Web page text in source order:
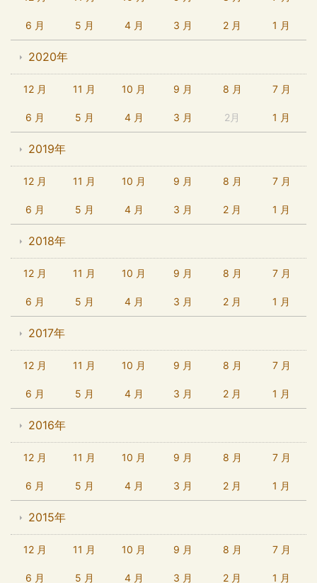
6 月 5 月 4 月 3 月 2 月 1 月
2020年
12 月 11 月 10 月 9 月 8 月 7 月
6 月 5 月 4 月 3 月 2月 1 月
2019年
12 月 11 月 10 月 9 月 8 月 7 月
6 月 5 月 4 月 3 月 2 月 1 月
2018年
12 月 11 月 10 月 9 月 8 月 7 月
6 月 5 月 4 月 3 月 2 月 1 月
2017年
12 月 11 月 10 月 9 月 8 月 7 月
6 月 5 月 4 月 3 月 2 月 1 月
2016年
12 月 11 月 10 月 9 月 8 月 7 月
6 月 5 月 4 月 3 月 2 月 1 月
2015年
12 月 11 月 10 月 9 月 8 月 7 月
6 月 5 月 4 月 3 月 2 月 1 月